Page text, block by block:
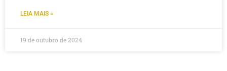
LEIA MAIS »
19 de outubro de 2024